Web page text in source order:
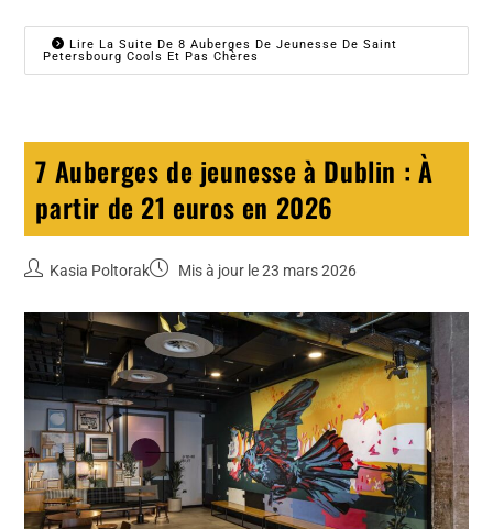
Lire La Suite De 8 Auberges De Jeunesse De Saint
Petersbourg Cools Et Pas Chères
7 Auberges de jeunesse à Dublin : À
partir de 21 euros en 2026
Kasia Poltorak Mis à jour le 23 mars 2026